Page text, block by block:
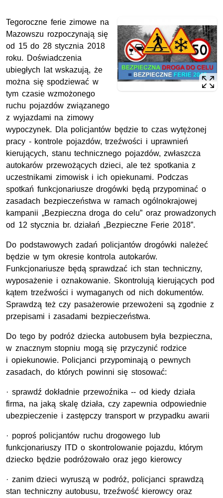
Tegoroczne ferie zimowe na
Mazowszu rozpoczynają się
od 15 do 28 stycznia 2018
roku. Doświadczenia
ubiegłych lat wskazują, że
można się spodziewać w
tym czasie wzmożonego
ruchu pojazdów związanego
z wyjazdami na zimowy
wypoczynek. Dla policjantów będzie to czas wytężonej
pracy - kontrole pojazdów, trzeźwości i uprawnień
kierujących, stanu technicznego pojazdów, zwłaszcza
autokarów przewożących dzieci, ale też spotkania z
uczestnikami zimowisk i ich opiekunami. Podczas
spotkań funkcjonariusze drogówki będą przypominać o
zasadach bezpieczeństwa w ramach ogólnokrajowej
kampanii „Bezpieczna droga do celu” oraz prowadzonych
od 12 stycznia br. działań „Bezpieczne Ferie 2018”.
Do podstawowych zadań policjantów drogówki należeć
będzie w tym okresie kontrola autokarów.
Funkcjonariusze będą sprawdzać ich stan techniczny,
wyposażenie i oznakowanie. Skontrolują kierujących pod
kątem trzeźwości i wymaganych od nich dokumentów.
Sprawdzą też czy pasażerowie przewożeni są zgodnie z
przepisami i zasadami bezpieczeństwa.
Do tego by podróż dziecka autobusem była bezpieczna,
w znacznym stopniu mogą się przyczynić rodzice
i opiekunowie. Policjanci przypominają o pewnych
zasadach, do których powinni się stosować:
· sprawdź dokładnie przewoźnika -- od kiedy działa
firma, na jaką skalę działa, czy zapewnia odpowiednie
ubezpieczenie i zastępczy transport w przypadku awarii
· poproś policjantów ruchu drogowego lub
funkcjonariuszy ITD o skontrolowanie pojazdu, którym
dziecko będzie podróżowało oraz jego kierowcy
· zanim dzieci wyruszą w podróż, policjanci sprawdzą
stan techniczny autobusu, trzeźwość kierowcy oraz